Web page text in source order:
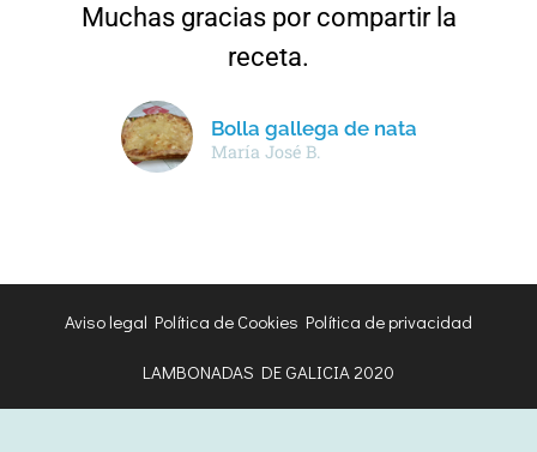
Muchas gracias por compartir la
receta.
Bolla gallega de nata
María José B.
Aviso legal Política de Cookies Política de privacidad
LAMBONADAS DE GALICIA 2020